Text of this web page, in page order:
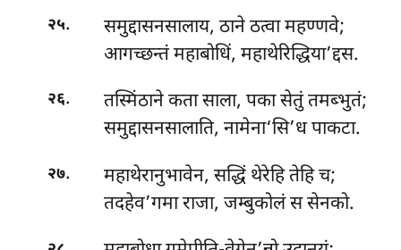
२५.
समुद्दासनसालाय, ठाने ठत्वा महण्णवे;
आगच्छन्तं महाबोधिं, महाथेरिद्धिया’द्दस.
२६.
तस्मिंठाने कता साला, पका सेतुं तमब्भुतं;
समुद्दासनसालाति, नामेना‘सि’ध पाकटा.
२७.
महाथेरानुभावेन, सद्धिं थेरेहि तेहि च;
तदहेव’गमा राजा, जम्बुकोलं स सेनको.